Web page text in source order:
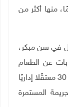
سنوات اعتقاله أكثر من 18 عامًا، منها أكثر من
في سن مبكر،
عن الطعام
كان آخرها العام المنصرم، حيث كان من ضمن 30 معتقًلا إداريًا
المستمرة